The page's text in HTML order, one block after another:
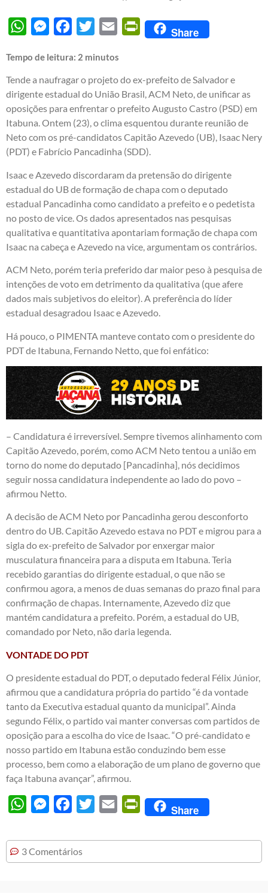
WhatsAppMessengerFacebook
Twitter Email PrintFriendly
Share
Tempo de leitura: 2 minutos
Tende a naufragar o projeto do ex-prefeito de Salvador e
dirigente estadual do União Brasil, ACM Neto, de unificar as
oposições para enfrentar o prefeito Augusto Castro (PSD) em
Itabuna. Ontem (23), o clima esquentou durante reunião de
Neto com os pré-candidatos Capitão Azevedo (UB), Isaac Nery
(PDT) e Fabrício Pancadinha (SDD).
Isaac e Azevedo discordaram da pretensão do dirigente
estadual do UB de formação de chapa com o deputado
estadual Pancadinha como candidato a prefeito e o pedetista
no posto de vice. Os dados apresentados nas pesquisas
qualitativa e quantitativa apontariam formação de chapa com
Isaac na cabeça e Azevedo na vice, argumentam os contrários.
ACM Neto, porém teria preferido dar maior peso à pesquisa de
intenções de voto em detrimento da qualitativa (que afere
dados mais subjetivos do eleitor). A preferência do líder
estadual desagradou Isaac e Azevedo.
Há pouco, o PIMENTA manteve contato com o presidente do
PDT de Itabuna, Fernando Netto, que foi enfático:
– Candidatura é irreversível. Sempre tivemos alinhamento com
Capitão Azevedo, porém, como ACM Neto tentou a união em
torno do nome do deputado [Pancadinha], nós decidimos
seguir nossa candidatura independente ao lado do povo –
afirmou Netto.
A decisão de ACM Neto por Pancadinha gerou desconforto
dentro do UB. Capitão Azevedo estava no PDT e migrou para a
sigla do ex-prefeito de Salvador por enxergar maior
musculatura financeira para a disputa em Itabuna. Teria
recebido garantias do dirigente estadual, o que não se
confirmou agora, a menos de duas semanas do prazo final para
confirmação de chapas. Internamente, Azevedo diz que
mantém candidatura a prefeito. Porém, a estadual do UB,
comandado por Neto, não daria legenda.
VONTADE DO PDT
O presidente estadual do PDT, o deputado federal Félix Júnior,
afirmou que a candidatura própria do partido “é da vontade
tanto da Executiva estadual quanto da municipal”. Ainda
segundo Félix, o partido vai manter conversas com partidos de
oposição para a escolha do vice de Isaac. “O pré-candidato e
nosso partido em Itabuna estão conduzindo bem esse
processo, bem como a elaboração de um plano de governo que
faça Itabuna avançar”, afirmou.
WhatsAppMessengerFacebook
Twitter Email PrintFriendly
Share
3 Comentários